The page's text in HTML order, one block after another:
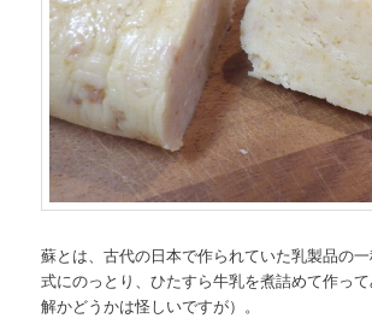
蘇とは、古代の日本で作られていた乳製品の
式にのっとり、ひたすら牛乳を煮詰めて作っ
解かどうかは怪しいですが）。